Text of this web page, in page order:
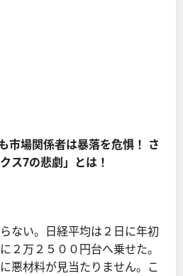
市場関係者は暴落を危惧！ さ
ス7の悲劇」とは！
ない。日経平均は２日に年初
２万２５００円台へ乗せた。
悪材料が見当たりません。こ